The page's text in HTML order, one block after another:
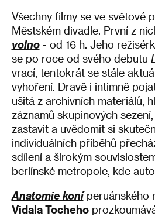
Všechny filmy se ve světové
Městském divadle. První z
volno- od 16 h. Jeho
se po roce od svého debutu
vrací, tentokrát se stále
vyhoření. Dravě i intimně
ušitá z archivních materiálů,
záznamů skupinových
zastavit a uvědomit si
individuálních příběhů
sdílení a širokým
berlínské metropole, kde
Anatomie koníperuánského
Vidala Tocheho